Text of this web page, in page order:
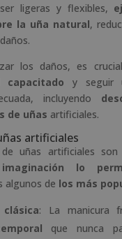
ligeras y flexibles,
la uña natural,
los daños, es crucial
capacitado y seguir
incluyendo
de uñas artificiales.
artificiales
uñas artificiales son
lo
algunos de los más
clásica: La manicura
que nunca